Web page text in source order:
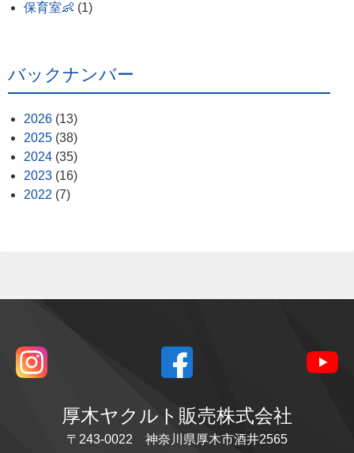
保育室👶 (1)
バックナンバー
2026 (13)
2025 (38)
2024 (35)
2023 (16)
2022 (7)
厚木ヤクルト販売株式会社
〒243-0022 神奈川県厚木市酒井2565